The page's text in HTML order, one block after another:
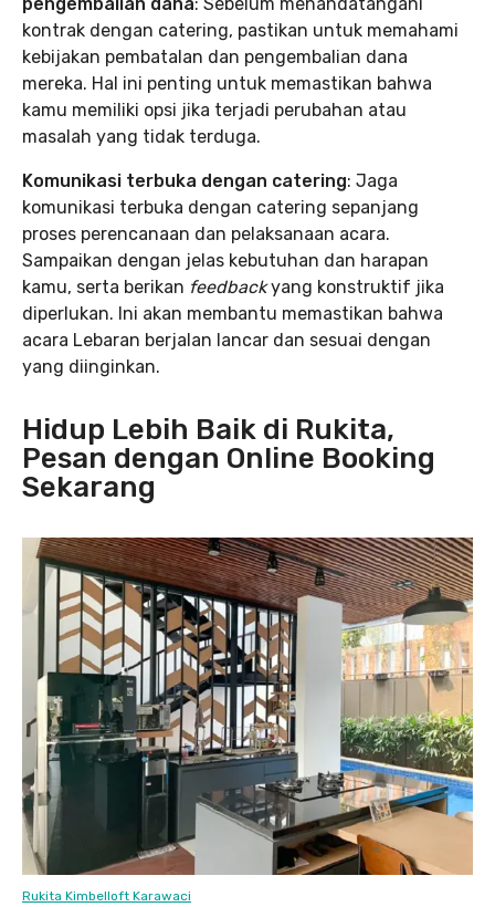
kontrak dengan catering, pastikan untuk memahami
kebijakan pembatalan dan pengembalian dana
mereka. Hal ini penting untuk memastikan bahwa
kamu memiliki opsi jika terjadi perubahan atau
masalah yang tidak terduga.
Komunikasi terbuka dengan catering: Jaga
komunikasi terbuka dengan catering sepanjang
proses perencanaan dan pelaksanaan acara.
Sampaikan dengan jelas kebutuhan dan harapan
kamu, serta berikan feedbackyang konstruktif jika
diperlukan. Ini akan membantu memastikan bahwa
acara Lebaran berjalan lancar dan sesuai dengan
yang diinginkan.
Hidup Lebih Baik di Rukita,
Pesan dengan Online Booking
Sekarang
Rukita Kimbelloft Karawaci